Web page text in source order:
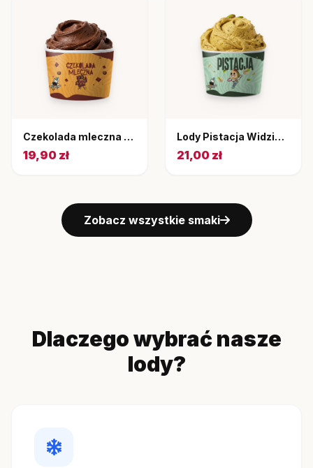
Czekolada mleczna kubek 220 ml
19,90 zł
Lody Pistacja Widziały Gały Co Brały 220 ml
21,00 zł
Zobacz wszystkie smaki
Dlaczego wybrać nasze
lody?